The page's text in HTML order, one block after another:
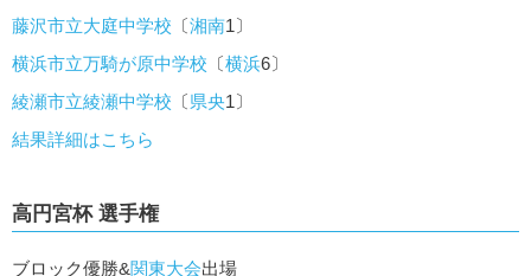
藤沢市立大庭中学校 〔湘南1〕
横浜市立万騎が原中学校 〔横浜6〕
綾瀬市立綾瀬中学校 〔県央1〕
結果詳細はこちら
高円宮杯 選手権
ブロック優勝&関東大会出場